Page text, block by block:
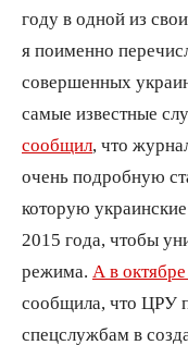
году в одной из
я поименно
совершенных
самые известные
сообщил , что
очень подробную
которую
2015 года, чтобы
режима.
А в
сообщила, что ЦРУ
спецслужбам в